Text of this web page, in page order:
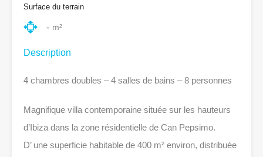
Surface du terrain
- m²
Description
4 chambres doubles – 4 salles de bains – 8 personnes
Magnifique villa contemporaine située sur les hauteurs
d’Ibiza dans la zone résidentielle de Can Pepsimo.
D’ une superficie habitable de 400 m² environ, distribuée